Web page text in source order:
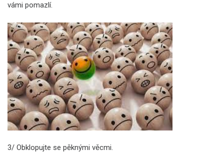
vámi pomazlí.
3/ Obklopujte se pěknými věcmi.